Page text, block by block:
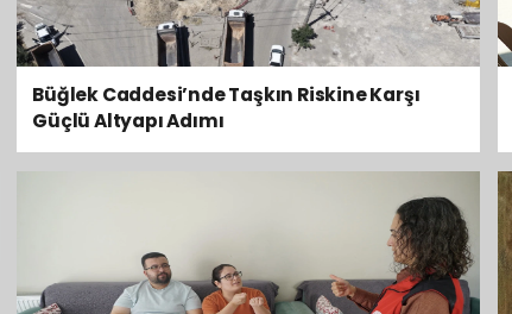
Büğlek Caddesi’nde Taşkın Riskine Karşı
Güçlü Altyapı Adımı